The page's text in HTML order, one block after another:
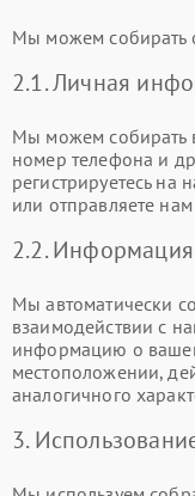
Мы можем
2.1. Личная
Мы можем собирать
номер телефона и
регистрируетесь
или отправляете
2.2.
Мы автоматически
взаимодействии с
информацию о
местоположении,
аналогичного
3.